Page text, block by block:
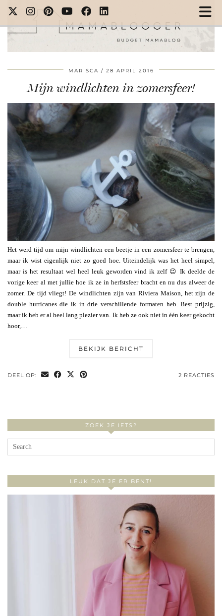
MARISCA 28 APRIL 2016
Mijn windlichten in zomersfeer!
Het werd tijd om mijn windlichten een beetje in een zomersfeer te brengen,
maar ik wist eigenlijk niet zo goed hoe. Uiteindelijk was het heel simpel,
maar is het resultaat wel heel leuk geworden vind ik zelf 😉 Ik deelde de
vorige keer al met jullie hoe ik ze in herfstsfeer bracht en nu dus alweer de
zomer. De tijd vliegt! De windlichten zijn van Riviera Maison, het zijn de
double hurricanes die ik in drie verschillende formaten heb. Best prijzig,
maar ik heb er al heel lang plezier van. Ik heb ze ook niet in één keer gekocht
hoor,…
BEKIJK BERICHT
DEEL OP: 2 REACTIES
ZOEK JE IETS?
LEUK DAT JE ER BENT!